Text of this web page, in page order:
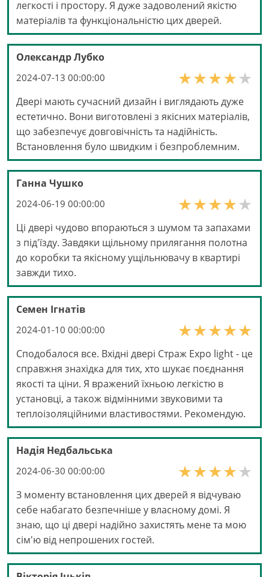
легкості і простору. Я дуже задоволений якістю
матеріалів та функціональністю цих дверей.
Олександр Лубко
2024-07-13 00:00:00
Двері мають сучасний дизайн і виглядають дуже
естетично. Вони виготовлені з якісних матеріалів,
що забезпечує довговічність та надійність.
Встановлення було швидким і безпроблемним.
Ганна Чушко
2024-06-19 00:00:00
Ці двері чудово впораються з шумом та запахами
з під'їзду. Завдяки щільному прилягання полотна
до коробки та якісному ущільнювачу в квартирі
завжди тихо.
Семен Ігнатів
2024-01-10 00:00:00
Сподобалося все. Вхідні двері Страж Expo light - це
справжня знахідка для тих, хто шукає поєднання
якості та ціни. Я вражений їхньою легкістю в
установці, а також відмінними звуковими та
теплоізоляційними властивостями. Рекомендую.
Надія Недбальська
2024-06-30 00:00:00
З моменту встановлення цих дверей я відчуваю
себе набагато безпечніше у власному домі. Я
знаю, що ці двері надійно захистять мене та мою
сім'ю від непрошених гостей.